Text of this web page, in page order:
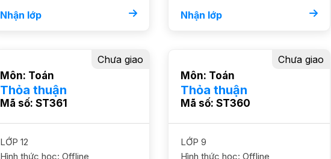
Nhận lớp Nhận lớp
Môn: Toán
Thỏa thuận
Mã số: ST361
Chưa giao
LỚP 12
Hình thức học: Offline
Môn: Toán
Thỏa thuận
Mã số: ST360
Chưa giao
LỚP 9
Hình thức học: Offline